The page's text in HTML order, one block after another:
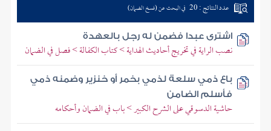
عدد النتائج : 20 في البحث عن (فسخ الضمان)
اشترى عبدا فضمن له رجل بالعهدة
نصب الراية في تخريج أحاديث الهداية > كتاب الكفالة > فصل في الضمان
باع ذمي سلعة لذمي بخمر أو خنزير وضمنه ذمي
فأسلم الضامن
حاشية الدسوقي على الشرح الكبير > باب في الضمان وأحكامه